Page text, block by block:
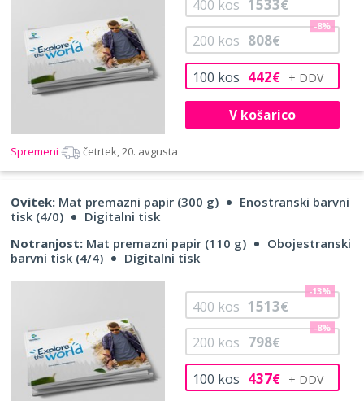
100 kos 442€
200 kos 808€
-8%
400 kos 1533€
V košarico
Spremeni četrtek, 20. avgusta
Ovitek: Mat premazni papir (300 g)
Enostranski barvni
tisk (4/0)
Digitalni tisk
Notranjost: Mat premazni papir (110 g)
Obojestranski
barvni tisk (4/4)
Digitalni tisk
100 kos 437€
200 kos 798€
-8%
400 kos 1513€
-13%